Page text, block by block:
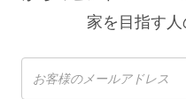
家を目指す人